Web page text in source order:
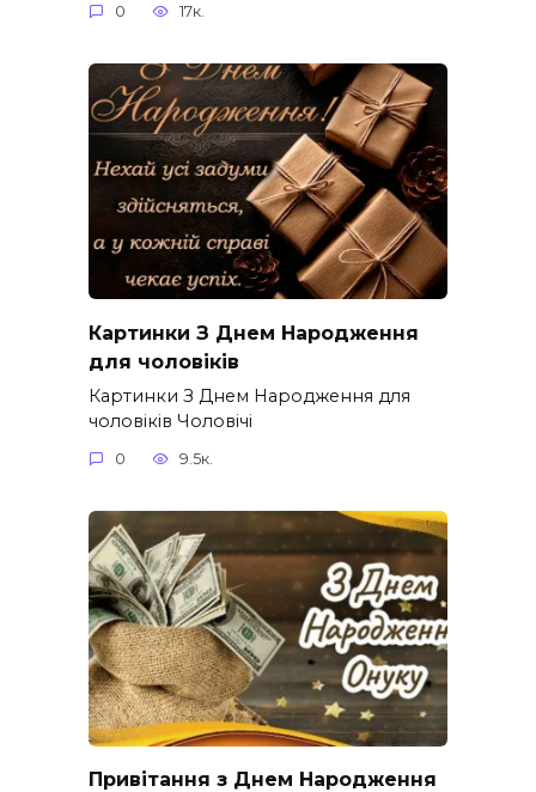
0 17к.
Картинки З Днем Народження
для чоловіків​
Картинки З Днем Народження для
чоловіків​ Чоловічі
0 9.5к.
Привітання з Днем Народження